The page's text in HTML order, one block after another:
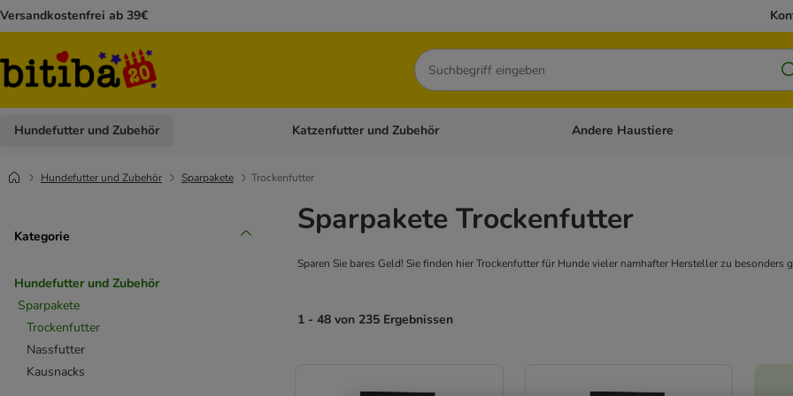
Versandkostenfrei ab 39€
Suchen
Hundefutter und Zubehör Kategorie-Menü öffnen: Hundefutter und Zubehör
Katzenfutter und Zubehör Kategorie-Menü öffnen: Katzenfutter und
Andere Haustiere
Hundefutter und Zubehör Sparpakete Trockenfutter
Kategorie
Hundefutter und Zubehör
Sparpakete
Trockenfutter
Nassfutter
Kausnacks
Sparpakete Trockenfutter
Sparen Sie bares Geld! Sie finden hier Trockenfutter für Hunde vieler namhafter Hersteller zu besonders
1 - 48 von 235 Ergebnissen